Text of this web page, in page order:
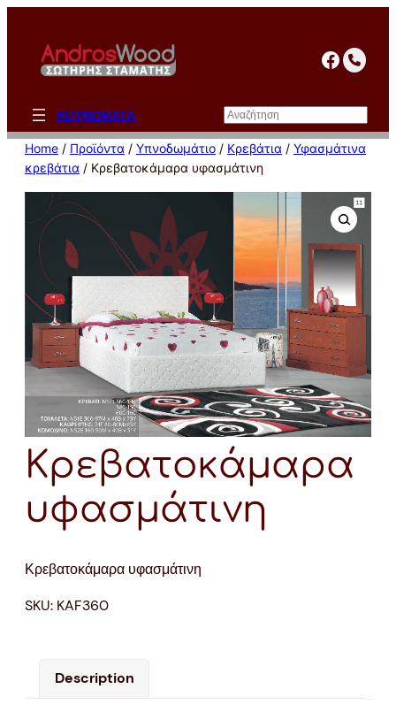
περιεχόμενο
ΚΟΥΦΩΜΑΤΑ Αναζήτηση
Home / Προϊόντα / Υπνοδωμάτιο / Κρεβάτια / Υφασμάτινα
κρεβάτια / Κρεβατοκάμαρα υφασμάτινη
Κρεβατοκάμαρα
υφασμάτινη
Κρεβατοκάμαρα υφασμάτινη
SKU: KAF360
Description